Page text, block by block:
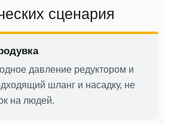
сценария
давление редуктором и
шланг и насадку, не
на людей.